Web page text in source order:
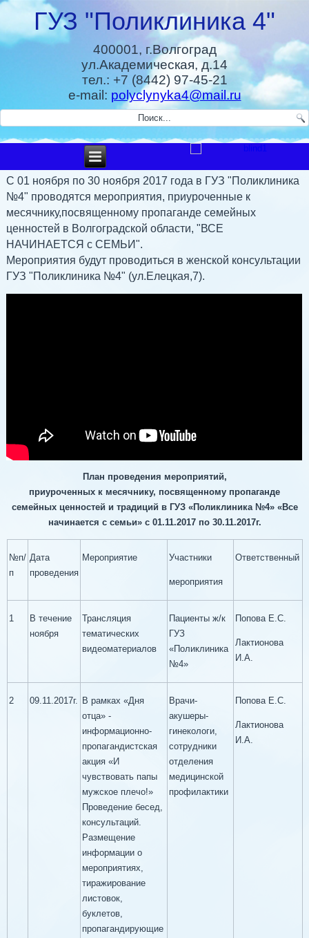
ГУЗ "Поликлиника 4"
400001, г.Волгоград
ул.Академическая, д.14
тел.: +7 (8442) 97-45-21
e-mail: polyclynyka4@mail.ru
С 01 ноября по 30 ноября 2017 года в ГУЗ "Поликлиника
№4" проводятся мероприятия, приуроченные к
месячнику,посвященному пропаганде семейных
ценностей в Волгоградской области, "ВСЕ
НАЧИНАЕТСЯ с СЕМЬИ".
Мероприятия будут проводиться в женской консультации
ГУЗ "Поликлиника №4" (ул.Елецкая,7).
План проведения мероприятий,
приуроченных к месячнику, посвященному пропаганде
семейных ценностей и традиций в ГУЗ «Поликлиника №4» «Все
начинается с семьи» с 01.11.2017 по 30.11.2017г.
№п/
п
Дата
проведения
Мероприятие Участники
мероприятия
Ответственный
1
В течение
ноября
Трансляция
тематических
видеоматериалов
Пациенты ж/к
ГУЗ
«Поликлиника
№4»
Попова Е.С.
Лактионова
И.А.
2 09.11.2017г. В рамках «Дня
отца» -
информационно-
пропагандистская
акция «И
чувствовать папы
мужское плечо!»
Проведение бесед,
консультаций.
Размещение
информации о
мероприятиях,
тиражирование
листовок,
буклетов,
пропагандирующие
Врачи-
акушеры-
гинекологи,
сотрудники
отделения
медицинской
профилактики
Попова Е.С.
Лактионова
И.А.